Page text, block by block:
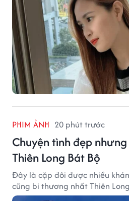
PHIM ẢNH 20 phút trước
Chuyện tình đẹp
Thiên Long Bát Bộ
Đây là cặp đôi được nhiều
cũng bi thương nhất Thiên